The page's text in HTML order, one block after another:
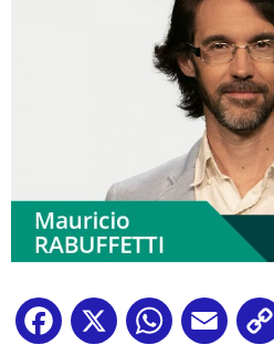
Facebook
X WhatsApp
Email